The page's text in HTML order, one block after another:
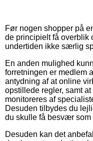
Før nogen shopper på
de principielt få overblik
undertiden ikke særlig
En anden mulighed
forretningen er medlem
antydning af at online
opstillede regler, samt
monitoreres af
Desuden tilbydes du
du skulle få besvær som
Desuden kan det